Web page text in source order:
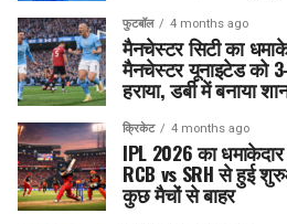
फुटबॉल 4 months ago
मैनचेस्टर सिटी का
मैनचेस्टर यूनाइटेड को
हराया, डर्बी में बनाया
क्रिकेट 4 months ago
IPL 2026 का
RCB vs SRH से हुई
कुछ मैचों से बाहर